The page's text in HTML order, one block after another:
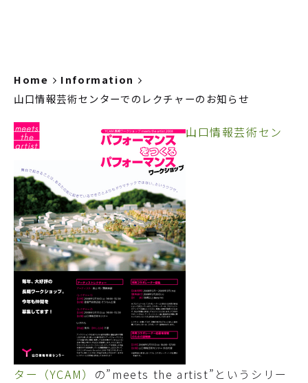
Home
Information
山口情報芸術センターでのレクチャーのお知らせ
山口情報芸術セン
ター（YCAM） の”meets the artist”というシリー